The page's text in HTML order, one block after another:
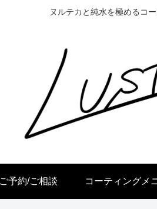
ヌルテカと純水を極めるコ
予約/ご相談 コーティングメ